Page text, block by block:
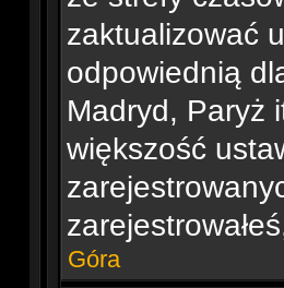
zaktualizować
odpowiednią
Madryd, Paryż
większość
Góra